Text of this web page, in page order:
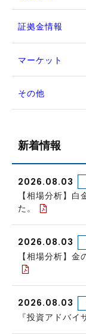
証拠金情報
マーケット
その他
新着情報
2026.08.03
【相場分析】
た。
2026.08.03
【相場分析】金
2026.08.03
『投資アドバイ